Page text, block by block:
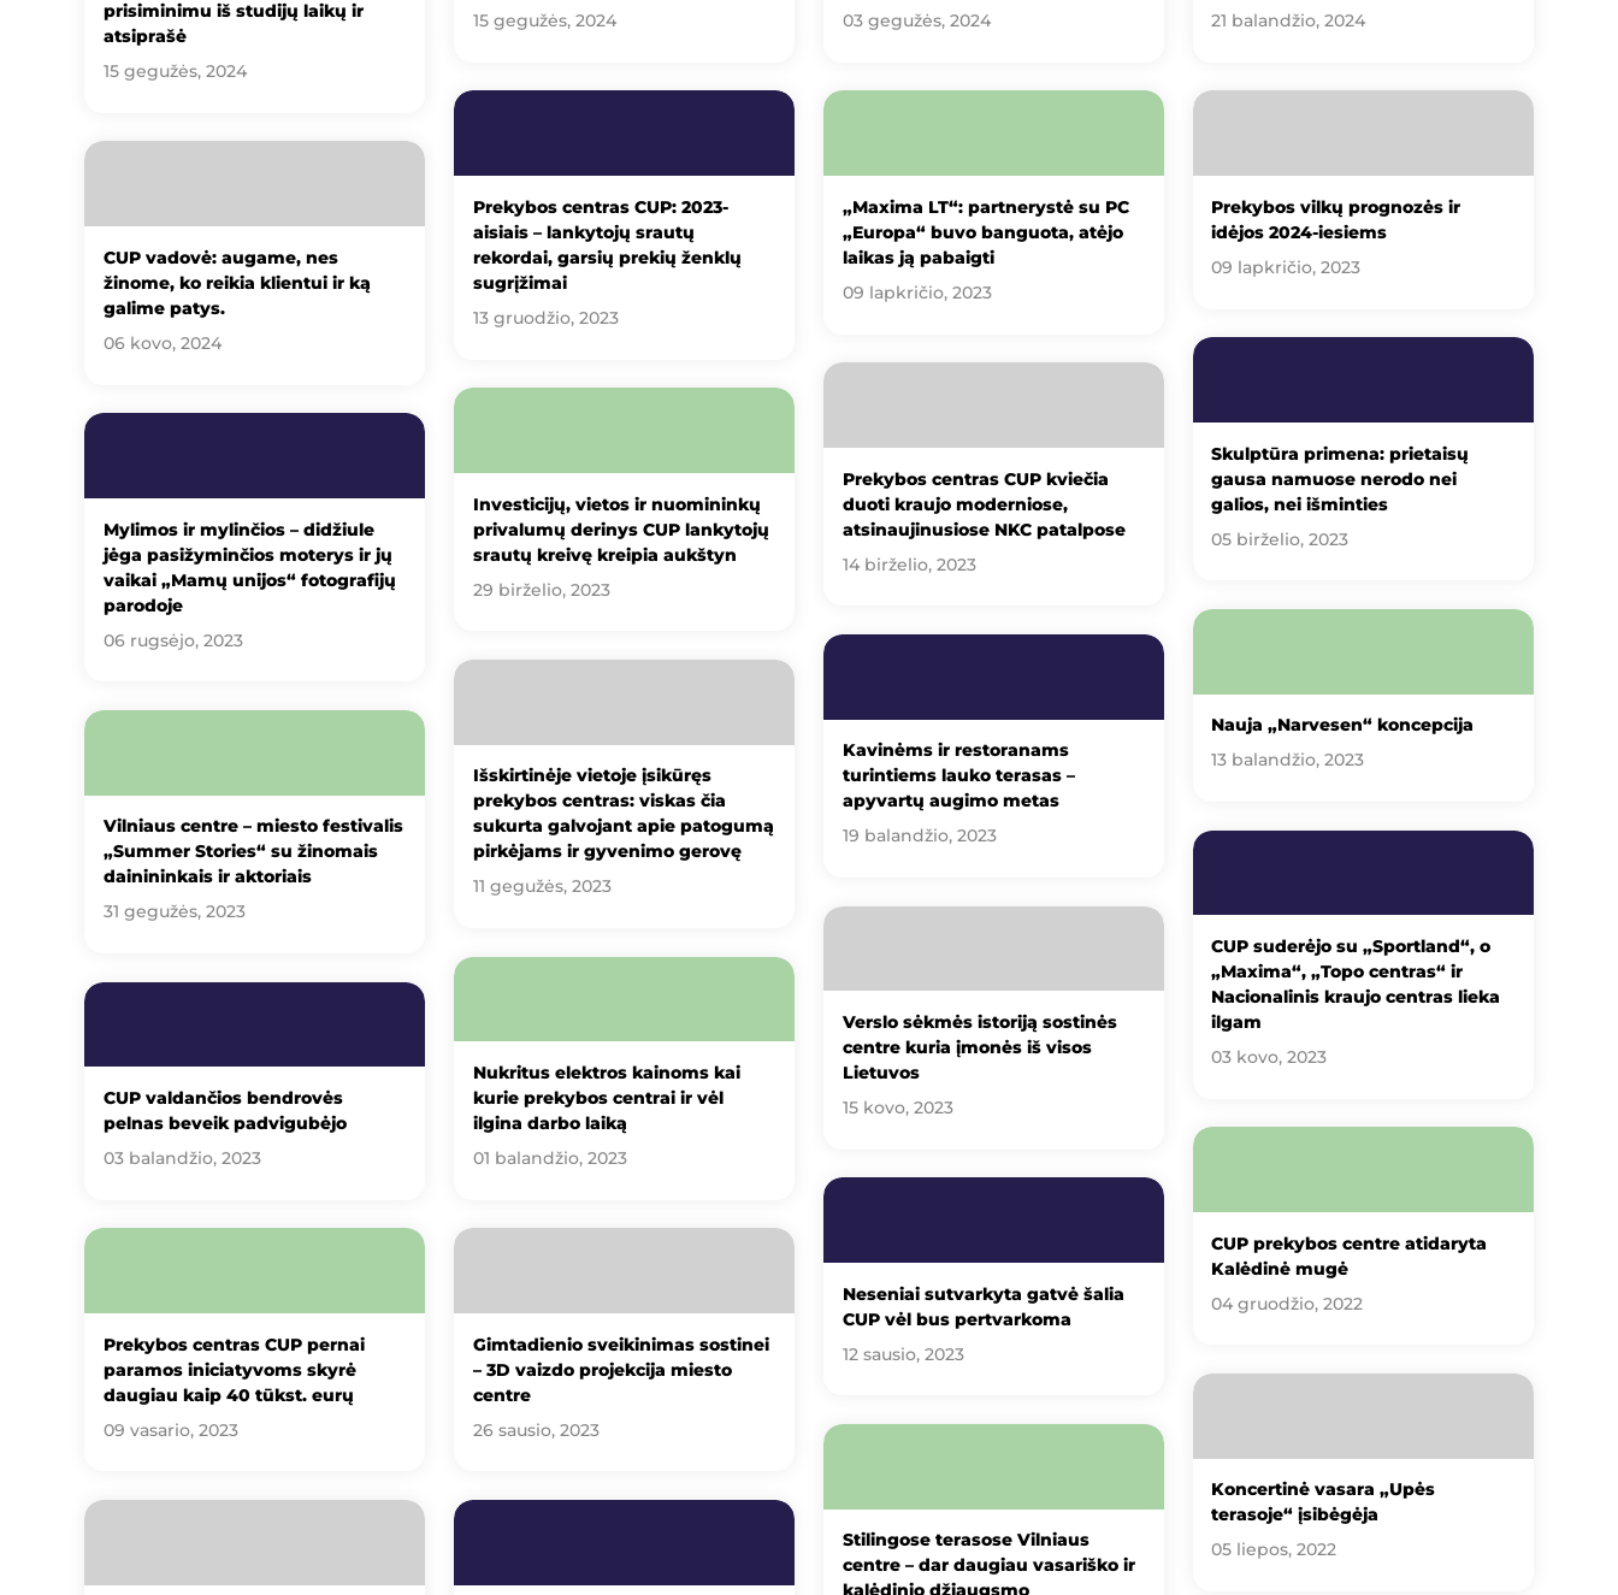
prisiminimu iš studijų laikų ir
atsiprašė
15 gegužės, 2024
15 gegužės, 2024
03 gegužės, 2024
21 balandžio, 2024
CUP vadovė: augame, nes
žinome, ko reikia klientui ir ką
galime patys.
06 kovo, 2024
Prekybos centras CUP: 2023-
aisiais – lankytojų srautų
rekordai, garsių prekių ženklų
sugrįžimai
13 gruodžio, 2023
„Maxima LT“: partnerystė su PC
„Europa“ buvo banguota, atėjo
laikas ją pabaigti
09 lapkričio, 2023
Prekybos vilkų prognozės ir
idėjos 2024-iesiems
09 lapkričio, 2023
Mylimos ir mylinčios – didžiule
jėga pasižyminčios moterys ir jų
vaikai „Mamų unijos“ fotografijų
parodoje
06 rugsėjo, 2023
Investicijų, vietos ir nuomininkų
privalumų derinys CUP lankytojų
srautų kreivę kreipia aukštyn
29 birželio, 2023
Prekybos centras CUP kviečia
duoti kraujo moderniose,
atsinaujinusiose NKC patalpose
14 birželio, 2023
Skulptūra primena: prietaisų
gausa namuose nerodo nei
galios, nei išminties
05 birželio, 2023
Vilniaus centre – miesto festivalis
„Summer Stories“ su žinomais
dainininkais ir aktoriais
31 gegužės, 2023
Išskirtinėje vietoje įsikūręs
prekybos centras: viskas čia
sukurta galvojant apie patogumą
pirkėjams ir gyvenimo gerovę
11 gegužės, 2023
Kavinėms ir restoranams
turintiems lauko terasas –
apyvartų augimo metas
19 balandžio, 2023
Nauja „Narvesen“ koncepcija
13 balandžio, 2023
CUP valdančios bendrovės
pelnas beveik padvigubėjo
03 balandžio, 2023
Nukritus elektros kainoms kai
kurie prekybos centrai ir vėl
ilgina darbo laiką
01 balandžio, 2023
Verslo sėkmės istoriją sostinės
centre kuria įmonės iš visos
Lietuvos
15 kovo, 2023
CUP suderėjo su „Sportland“, o
„Maxima“, „Topo centras“ ir
Nacionalinis kraujo centras lieka
ilgam
03 kovo, 2023
Prekybos centras CUP pernai
paramos iniciatyvoms skyrė
daugiau kaip 40 tūkst. eurų
09 vasario, 2023
Gimtadienio sveikinimas sostinei
– 3D vaizdo projekcija miesto
centre
26 sausio, 2023
Neseniai sutvarkyta gatvė šalia
CUP vėl bus pertvarkoma
12 sausio, 2023
CUP prekybos centre atidaryta
Kalėdinė mugė
04 gruodžio, 2022
Stilingose terasose Vilniaus
centre – dar daugiau vasariško ir
kalėdinio džiaugsmo
Koncertinė vasara „Upės
terasoje“ įsibėgėja
05 liepos, 2022